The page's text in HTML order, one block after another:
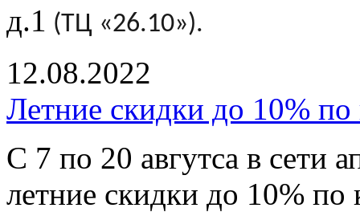
д.1 (ТЦ «26.10»).
12.08.2022
Летние скидки до 10% по
С 7 по 20 авгутса в сети
летние скидки до 10% по